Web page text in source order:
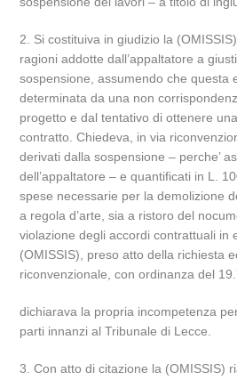
2. Si costituiva in giudizio la
ragioni addotte dall’appaltatore a
sospensione, assumendo che questa
determinata da una non
progetto e dal tentativo di ottenere
contratto. Chiedeva, in via
derivati dalla sospensione – perche’
dell’appaltatore – e quantificati in L.
spese necessarie per la demolizione
a regola d’arte, sia a ristoro del
violazione degli accordi contrattuali in
(OMISSIS), preso atto della richiesta
riconvenzionale, con ordinanza del
dichiarava la propria incompetenza
parti innanzi al Tribunale di Lecce.
3. Con atto di citazione la (OMISSIS)